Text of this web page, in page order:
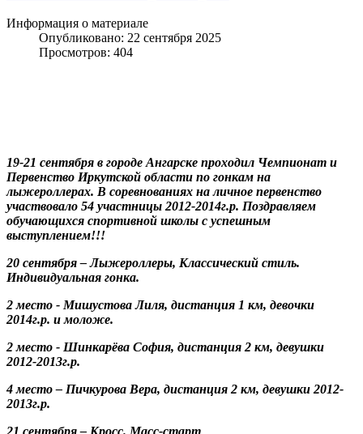
Информация о материале
Опубликовано: 22 сентября 2025
Просмотров: 404
19-21 сентября в городе Ангарске проходил Чемпионат и
Первенство Иркутской области по гонкам на
лыжероллерах. В соревнованиях на личное первенство
участвовало 54 участницы 2012-2014г.р. Поздравляем
обучающихся спортивной школы с успешным
выступлением!!!
20 сентября – Лыжероллеры, Классический стиль.
Индивидуальная гонка.
2 место - Мишустова Лиля, дистанция 1 км, девочки
2014г.р. и моложе.
2 место - Шинкарёва София, дистанция 2 км, девушки
2012-2013г.р.
4 место – Пичкурова Вера, дистанция 2 км, девушки 2012-
2013г.р.
21 сентября – Кросс. Масс-старт